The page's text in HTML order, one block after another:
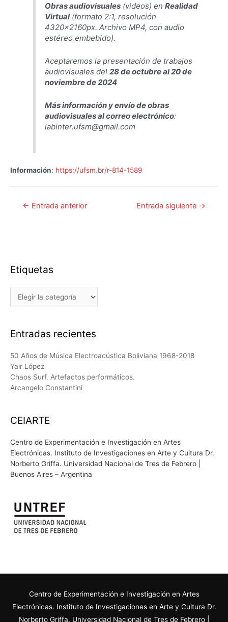
Obras audiovisuales (videos) enRealidad
Virtual(formato 2:1, resolución
4320x2160px. Archivo MP4, con audio
estéreo embebido).
Aceptaremos la presentación de trabajos
audiovisuales del28 de octubre al 20 de
noviembre de 2024
Más información y envío de obras
audiovisuales al correo electrónico:
labinter.ufsm@gmail.com
Información: https://ufsm.br/r-814-1589
Navegación
← Entrada anterior Entrada siguiente →
Etiquetas
Entradas recientes
50 Años de Música Electroacústica Boliviana 1968-2018
Yair López
Chaos Surf. Artefactos performáticos.
Arcangelo Constantini
CEIARTE
Centro de Experimentación e Investigación en Artes
Electrónicas. Instituto de Investigaciones en Arte y Cultura Dr.
Norberto Griffa. Universidad Nacional de Tres de Febrero |
Buenos Aires – Argentina
Centro de Experimentación e Investigación en Artes
Electrónicas. Instituto de Investigaciones en Arte y Cultura Dr.
Norberto Griffa. Universidad Nacional de Tres de Febrero |